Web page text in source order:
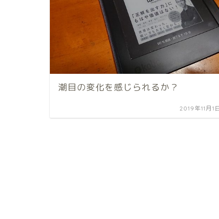
潮目の変化を感じられるか？
2019年11月1